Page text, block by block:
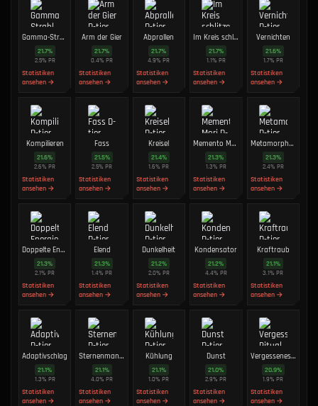
Gamma-Strahl
21.7%
2.5% PR
Statistiken
ansehen →
Arm der Gier
21.7%
0.4%PR
Statistiken
ansehen →
Abprallen
21.7%
4.9%PR
Statistiken
ansehen →
Im Kreis schlitzen
21.7%
1.1% PR
Statistiken
ansehen →
Vernichten
21.6%
1.7% PR
Statistiken
ansehen →
Kompilieren
21.6%
2.6%PR
Statistiken
ansehen →
Fass
21.5%
2.5%PR
Statistiken
ansehen →
Kreisel
21.4%
1.6%PR
Statistiken
ansehen →
Memento Mori
21.3%
1.3% PR
Statistiken
ansehen →
Metamorphose
21.3%
2.4% PR
Statistiken
ansehen →
Doppelte Energie
21.3%
2.1%PR
Statistiken
ansehen →
Elend
21.3%
1.4%PR
Statistiken
ansehen →
Dunkelheit
21.2%
2.0% PR
Statistiken
ansehen →
Kondensator
21.2%
4.4% PR
Statistiken
ansehen →
Kraftraub
21.1%
3.1%PR
Statistiken
ansehen →
Adaptivschlag
21.1%
1.3% PR
Statistiken
ansehen →
Sternenmantel
21.1%
4.0%PR
Statistiken
ansehen →
Kühlung
21.1%
1.0%PR
Statistiken
ansehen →
Dunst
21.0%
2.9%PR
Statistiken
ansehen →
Vergessenes Ritual
20.9%
1.9%PR
Statistiken
ansehen →